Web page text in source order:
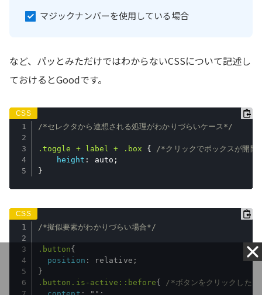
マジックナンバーを使用している場合
など、パッとみただけではわからないCSSについて記述し
ておけるとGoodです。
/*セレクタから連想される処理がわかりづらいケース*/
.toggle + label + .box {
/*クリックでボックスが開
height : auto ;
}
/*擬似要素がわかりづらい場合*/
.button{
position : relative ;
}
.button.is-active::before{
/*ボタンをクリックした